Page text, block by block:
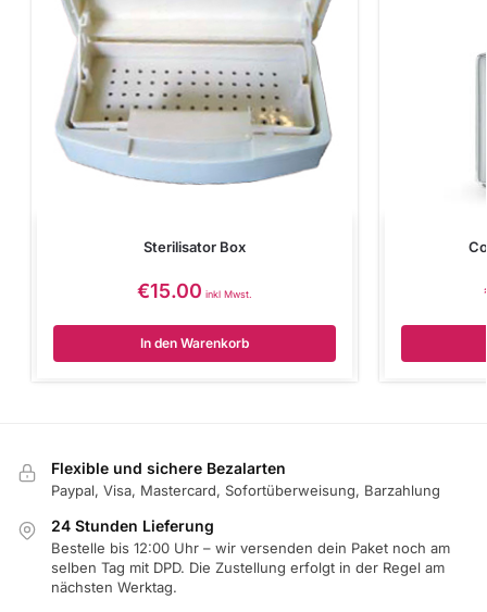
Sterilisator Box
€15.00 inkl Mwst.
In den Warenkorb
Flexible und sichere Bezalarten
Paypal, Visa, Mastercard, Sofortüberweisung, Barzahlung
24 Stunden Lieferung
Bestelle bis 12:00 Uhr – wir versenden dein Paket noch am
selben Tag mit DPD. Die Zustellung erfolgt in der Regel am
nächsten Werktag.